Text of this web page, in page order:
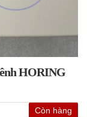
HORING
Còn hàng